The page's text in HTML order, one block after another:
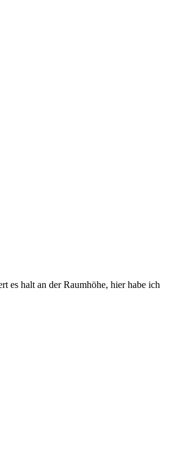
es halt an der Raumhöhe, hier habe ich